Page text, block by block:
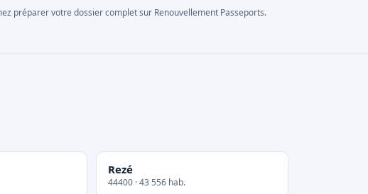
préparer votre dossier complet sur Renouvellement Passeports.
Rezé
44400 · 43 556 hab.